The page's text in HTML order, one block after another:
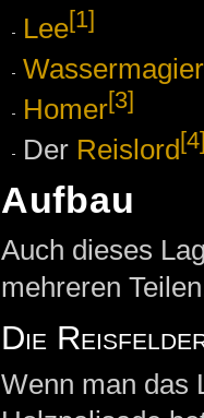
Lee[1]
Wassermagier
Homer[3]
Der Reislord[4]
Aufbau
Auch dieses
mehreren
Die
Wenn man das